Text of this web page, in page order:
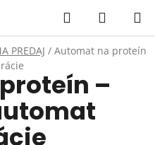
Hľadať
KOŠÍK
PREDAJ / Automat na proteín
–